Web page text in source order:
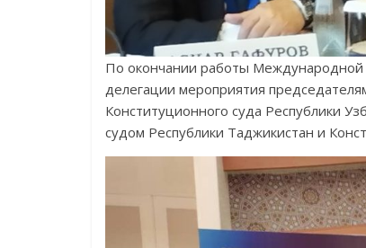
По окончании работы Международной
делегации мероприятия
Конституционного суда Республики
судом Республики Таджикистан и